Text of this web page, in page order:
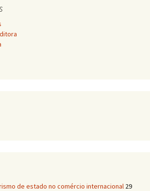
de estado no comércio internacional 29